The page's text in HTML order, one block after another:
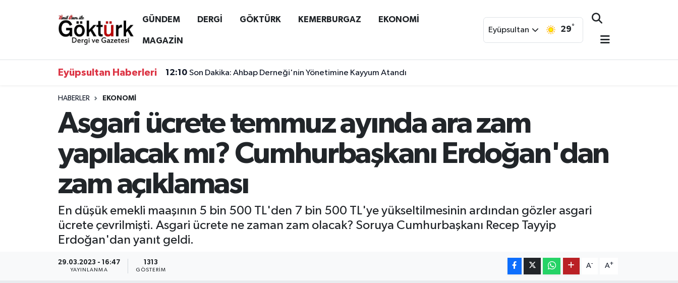
GÜNDEM DERGİ GÖKTÜRK KEMERBURGAZ EKONOMİ
MAGAZİN
Eyüpsultan 29°
Eyüpsultan Haberleri 12:10 Son Dakika: Ahbap Derneği'nin Yönetimine Kayyum Atandı
HABERLER EKONOMİ
Asgari ücrete temmuz ayında ara zam
yapılacak mı? Cumhurbaşkanı Erdoğan'dan
zam açıklaması
En düşük emekli maaşının 5 bin 500 TL'den 7 bin 500 TL'ye yükseltilmesinin ardından gözler asgari
ücrete çevrilmişti. Asgari ücrete ne zaman zam olacak? Soruya Cumhurbaşkanı Recep Tayyip
Erdoğan'dan yanıt geldi.
29.03.2023 - 16:47
YAYINLANMA
1313
GÖSTERIM
A- A+
Anne Çocuk
EKONOMİ
GÖKTÜRK
KEMERBURGAZ
KÜLTÜR - SANAT
Eyüpsultan Hava Durumu
Tüm Manşetler
Son Dakika Haberleri
Haber Arşivi